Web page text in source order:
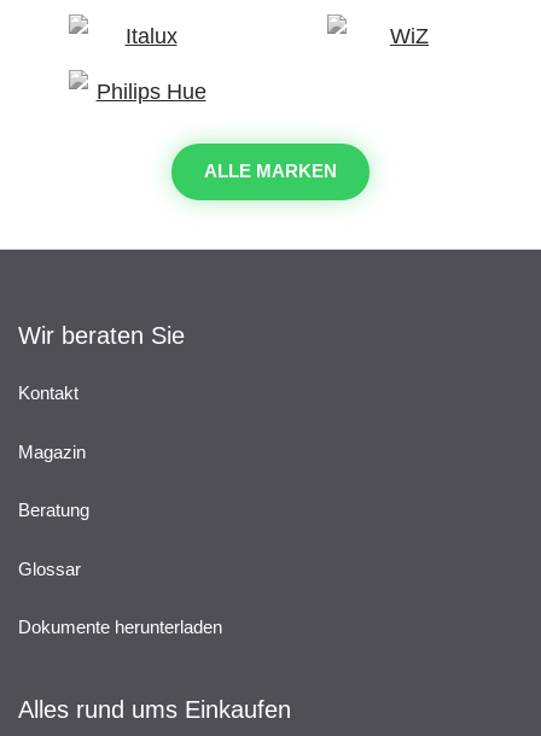
ALLE MARKEN
Wir beraten Sie
Kontakt
Magazin
Beratung
Glossar
Dokumente herunterladen
Alles rund ums Einkaufen